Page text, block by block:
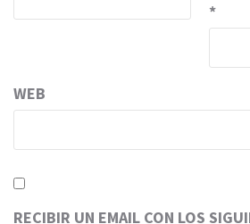
*
WEB
RECIBIR UN EMAIL CON LOS